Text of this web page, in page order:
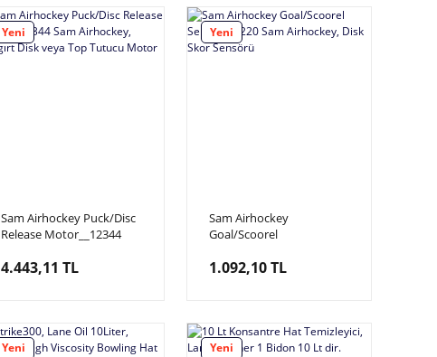
Yeni
Sam Airhockey Puck/Disc
Release Motor__12344
Disk veya Top Tutucu
4.443,11 TL
Yeni
Sam Airhockey
Goal/Scoorel
Airhockey, Disk Skor
1.092,10 TL
Yeni Yeni